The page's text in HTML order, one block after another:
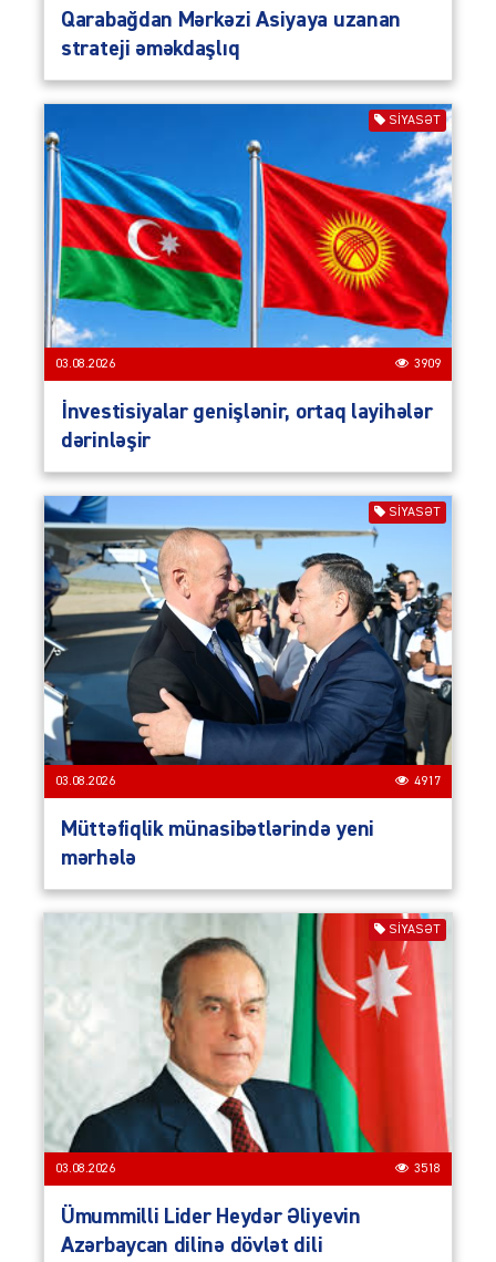
Qarabağdan Mərkəzi Asiyaya uzanan
strateji əməkdaşlıq
SIYASƏT
03.08.2026 3909
İnvestisiyalar genişlənir, ortaq layihələr
dərinləşir
SIYASƏT
03.08.2026 4917
Müttəfiqlik münasibətlərində yeni
mərhələ
SIYASƏT
03.08.2026 3518
Ümummilli Lider Heydər Əliyevin
Azərbaycan dilinə dövlət dili